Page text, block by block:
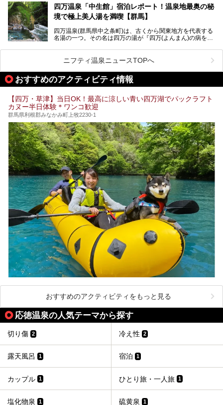
「四万やまぐち館」は、この地を代表する旅館の一つ。日帰
り入浴も可能ですが、やはり宿泊してじっくり楽しむのがベ
肌湯をはじめ、館内の魅力をたっぷりとご紹介します！
四万温泉「中生館」宿泊レポート！温泉地最奥の秘
境で極上美人湯を満喫【群馬】
四万温泉(群馬県中之条町)は、古くから関東地方を代表する
名湯の一つ。その名は四万の湯が『四万(よんまん)の病を癒
観光客で賑わう人気温泉地です。
「中生館」は四万温泉最奥に位置し、秘境感漂う老舗宿。泉
質の良さ(特に美人湯効果)に定評があり、知る人ぞ知る穴場
的存在です。今回は筆者自ら宿泊し、自慢の温泉をはじめ食
事・客室・共有スペースなど、宿の全貌を徹底紹介します。
ニフティ温泉ニュースTOPへ
おすすめのアクティビティ情報
【四万・草津】当日OK！最高に涼しい青い四万湖でパックラフト
カヌー半日体験＊ワンコ歓迎
群馬県利根郡みなかみ町上牧2230-1
おすすめのアクティビティをもっと見る
応徳温泉の人気テーマから探す
切り傷 2 冷え性 2
露天風呂 1 宿泊 1
カップル 1 ひとり旅・一人旅 1
塩化物泉 1 硫黄泉 1